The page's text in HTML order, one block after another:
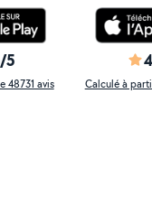
5
48731 avis Calculé à